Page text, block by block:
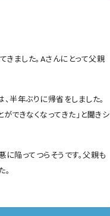
ました。Aさんにとって父親
半年ぶりに帰省をしました。
できなくなってきた」と聞きシ
陥ってつらそうです。父親も